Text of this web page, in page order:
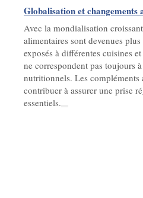
Globalisation et changements
Avec la mondialisation
alimentaires sont devenues
exposés à différentes cuisines
ne correspondent pas toujours
nutritionnels. Les compléments
contribuer à assurer une prise
essentiels.